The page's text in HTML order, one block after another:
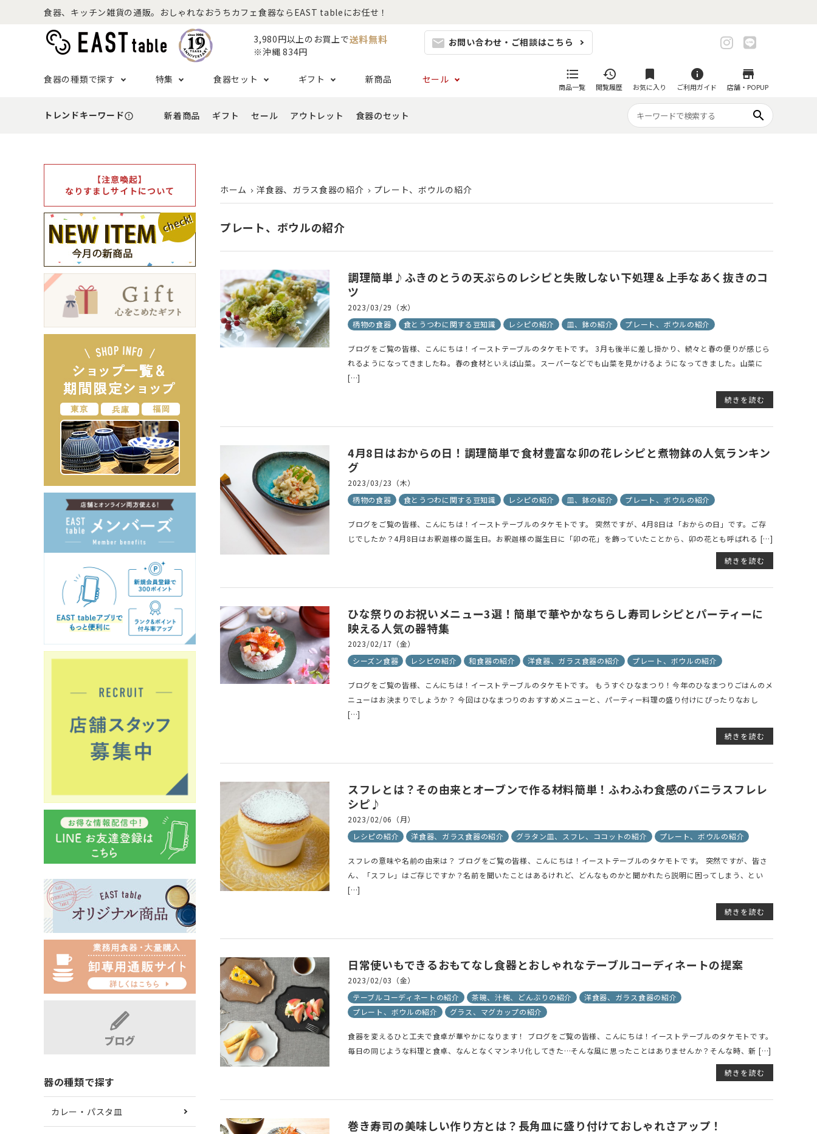
食器、キッチン雑貨の通販。おしゃれなおうちカフェ食器ならEAST tableにお任せ！
3,980円以上のお買上で送料無料
※沖縄 834円
mail お問い合わせ・ご相談はこちら
食器の種類で探す
- 大皿
- カレー・パスタ皿
- ランチプレート・仕切り皿
- 大鉢
- どんぶり・丼
- 急須・ポット
耐熱皿・その他食器
箸・カトラリー・雑貨など
- 箸
- 箸置き
- カトラリー
- れんげ
- すり鉢
- 土鍋
- 雑貨
- トレー
デザイン・カラーで探す
- 和食器
- 白い食器
素材で探す
- 陶器製
- 磁器製
- 木製
形状で探す
- 角
- 仕切り
- 楕円
ブランドで探す
- オリジナル食器
特集
スイーツが似合ううつわ
基本の食器特集
食器セット
ファミリーセット
和食器セット
カトラリーセット まとめ買いでお得なセット
ギフト
- 3,000円～4,999円
- 5,000円～9,999円
- 10,000円～
- 内祝い
- 結婚祝い
新商品 セール format_list_bulleted
商品一覧
history
閲覧履歴
bookmark
お気に入り
info
ご利用ガイド
store
店舗・POPUP
トレンドキーワードerror_outline 新着商品 ギフト セール アウトレット 食器のセット search
ホーム 洋食器、ガラス食器の紹介 プレート、ボウルの紹介
プレート、ボウルの紹介
調理簡単♪ふきのとうの天ぷらのレシピと失敗しない下処理＆上手なあく抜きのコ
ツ
2023/03/29（水）
柄物の食器
食とうつわに関する豆知識 レシピの紹介 皿、鉢の紹介 プレート、ボウルの紹介
ブログをご覧の皆様、こんにちは！イーストテーブルのタケモトです。 3月も後半に差し掛かり、続々と春の便りが感じら
れるようになってきましたね。春の食材といえば山菜。スーパーなどでも山菜を見かけるようになってきました。山菜に
[…]
続きを読む
4月8日はおからの日！調理簡単で食材豊富な卯の花レシピと煮物鉢の人気ランキン
グ
2023/03/23（木）
柄物の食器
食とうつわに関する豆知識 レシピの紹介 皿、鉢の紹介 プレート、ボウルの紹介
ブログをご覧の皆様、こんにちは！イーストテーブルのタケモトです。 突然ですが、4月8日は「おからの日」です。ご存
じでしたか？4月8日はお釈迦様の誕生日。お釈迦様の誕生日に「卯の花」を飾っていたことから、卯の花とも呼ばれる […]
続きを読む
ひな祭りのお祝いメニュー3選！簡単で華やかなちらし寿司レシピとパーティーに
映える人気の器特集
2023/02/17（金）
シーズン食器
レシピの紹介 和食器の紹介 洋食器、ガラス食器の紹介 プレート、ボウルの紹介
ブログをご覧の皆様、こんにちは！イーストテーブルのタケモトです。 もうすぐひなまつり！今年のひなまつりごはんのメ
ニューはお決まりでしょうか？ 今回はひなまつりのおすすめメニューと、パーティー料理の盛り付けにぴったりなおし
[…]
続きを読む
スフレとは？その由来とオーブンで作る材料簡単！ふわふわ食感のバニラスフレレ
シピ♪
2023/02/06（月）
レシピの紹介
洋食器、ガラス食器の紹介 グラタン皿、スフレ、ココットの紹介 プレート、ボウルの紹介
スフレの意味や名前の由来は？ ブログをご覧の皆様、こんにちは！イーストテーブルのタケモトです。 突然ですが、皆さ
ん、「スフレ」はご存じですか？名前を聞いたことはあるけれど、どんなものかと聞かれたら説明に困ってしまう、とい
[…]
続きを読む
日常使いもできるおもてなし食器とおしゃれなテーブルコーディネートの提案
2023/02/03（金）
テーブルコーディネートの紹介
茶碗、汁椀、どんぶりの紹介
洋食器、ガラス食器の紹介
プレート、ボウルの紹介
グラス、マグカップの紹介
食器を変えるひと工夫で食卓が華やかになります！ ブログをご覧の皆様、こんにちは！イーストテーブルのタケモトです。
毎日の同じような料理と食卓、なんとなくマンネリ化してきた…そんな風に思ったことはありませんか？そんな時、新 […]
続きを読む
巻き寿司の美味しい作り方とは？長角皿に盛り付けておしゃれさアップ！
【注意喚起】
なりすましサイトについて
器の種類で探す
カレー・パスタ皿